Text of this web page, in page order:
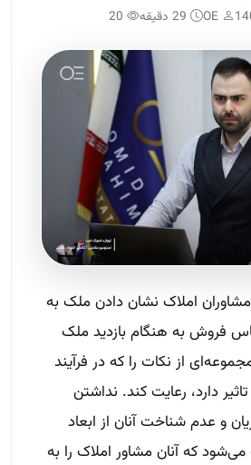
املاک نشان دادن ملک به
فروش به هنگام بازدید ملک
از نکات را که در فرآیند
دارد، رعایت کند. نداشتن
و عدم شناخت آنان از ابعاد
که آنان مشاور املاک را به